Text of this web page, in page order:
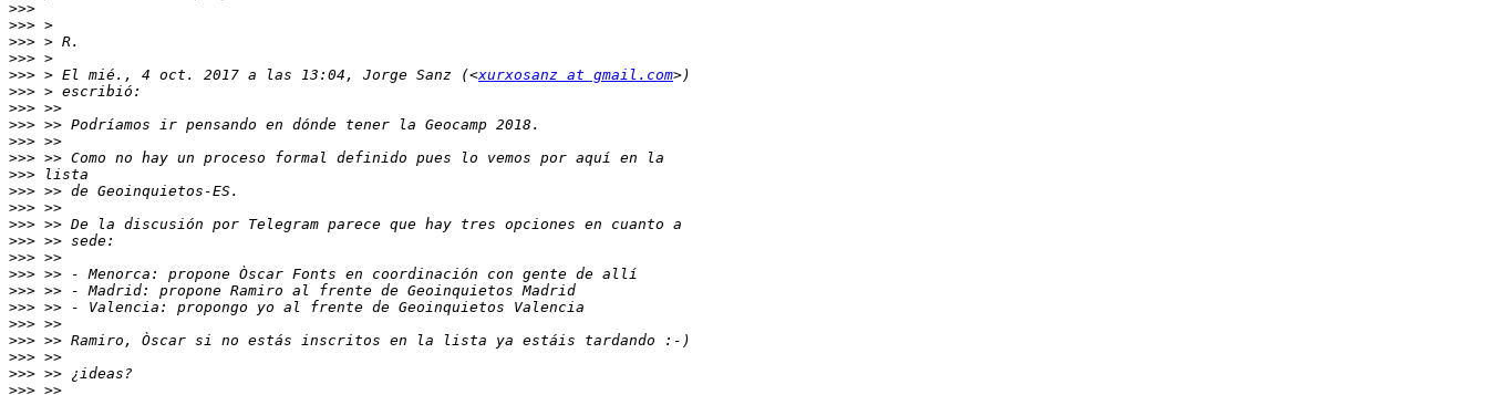
>>>
>>>
>>>
>>>
>>> > El mié., 4 oct. 2017 a las 13:04, Jorge Sanz (<xurxosanz at gmail.com
>>>
>>>
>>>
>>>
>>>
>>>
>>>
>>>
>>>
>>>
>>>
>>>
>>>
>>>
>>>
>>>
>>>
>>>
>>>